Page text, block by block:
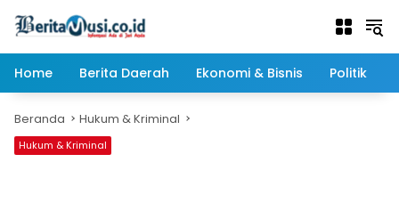
Home
Berita Daerah Ekonomi & Bisnis Politik
Beranda Hukum & Kriminal
Hukum & Kriminal